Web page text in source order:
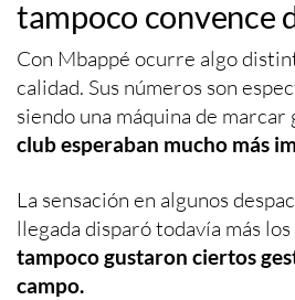
tampoco convence
Con Mbappé ocurre algo
calidad. Sus números son
siendo una máquina de marcar
club esperaban mucho más
La sensación en algunos
llegada disparó todavía más
tampoco gustaron ciertos
campo.